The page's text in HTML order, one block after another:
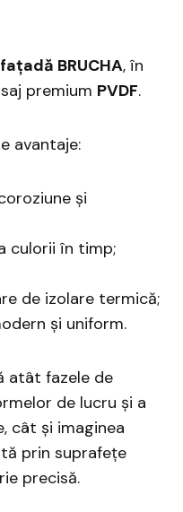
BRUCHA, în
premium PVDF.
avantaje:
și
culorii în timp;
de izolare termică;
și uniform.
atât fazele de
de lucru și a
cât și imaginea
prin suprafețe
precisă.